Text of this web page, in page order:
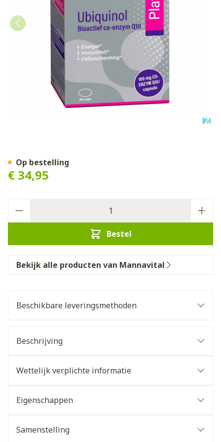
€ 34,95
Bestel
Op bestelling
Bekijk alle producten van Mannavital
Beschikbare leveringsmethoden
Beschrijving
Wettelijk verplichte informatie
Eigenschappen
Samenstelling